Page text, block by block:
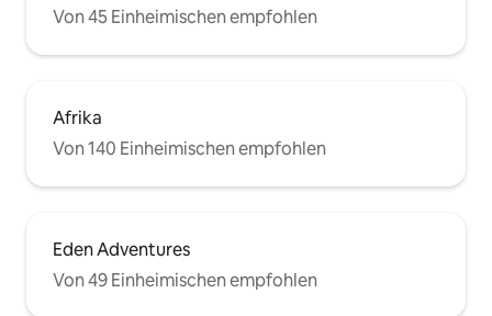
Von 45 Einheimischen empfohlen
Afrika
Von 140 Einheimischen empfohlen
Eden Adventures
Von 49 Einheimischen empfohlen